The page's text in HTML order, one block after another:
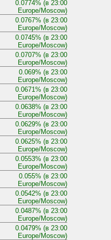
0.0774% (в 23:00
Europe/Moscow)
0.0767% (в 23:00
Europe/Moscow)
0.0745% (в 23:00
Europe/Moscow)
0.0707% (в 23:00
Europe/Moscow)
0.069% (в 23:00
Europe/Moscow)
0.0671% (в 23:00
Europe/Moscow)
0.0638% (в 23:00
Europe/Moscow)
0.0629% (в 23:00
Europe/Moscow)
0.0625% (в 23:00
Europe/Moscow)
0.0553% (в 23:00
Europe/Moscow)
0.055% (в 23:00
Europe/Moscow)
0.0542% (в 23:00
Europe/Moscow)
0.0487% (в 23:00
Europe/Moscow)
0.0479% (в 23:00
Europe/Moscow)